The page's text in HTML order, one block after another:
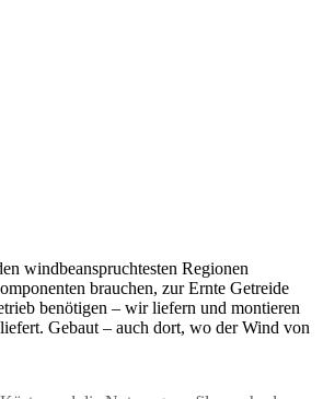
windbeanspruchtesten Regionen
brauchen, zur Ernte Getreide
benötigen – wir liefern und montieren
Gebaut – auch dort, wo der Wind von